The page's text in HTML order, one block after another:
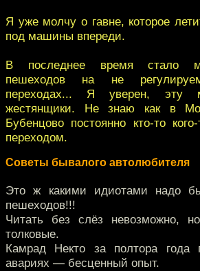
Я уже молчу о гавне, которое
под машины впереди.
В последнее время стало
пешеходов на не
переходах... Я уверен, эту
жестянщики. Не знаю как в
Бубенцово постоянно кто-то
переходом.
Советы бывалого автолюбителя
Это ж какими идиотами надо
пешеходов!!!
Читать без слёз невозможно,
толковые.
Камрад Некто за полтора
авариях — бесценный опыт.